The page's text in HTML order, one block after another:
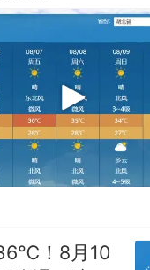
！8月10